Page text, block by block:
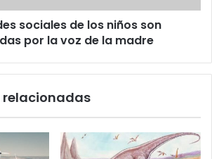
sociales de los niños son
por la voz de la madre
relacionadas